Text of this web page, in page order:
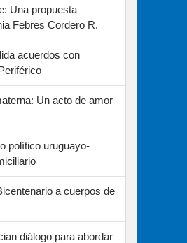
Una propuesta
Febres Cordero R.
acuerdos con
Un acto de amor
político uruguayo-
a cuerpos de
diálogo para abordar